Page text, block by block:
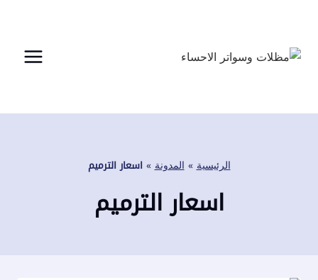
المحتوى
الرئيسية»المدونة»اسعار الترميم
اسعار الترميم